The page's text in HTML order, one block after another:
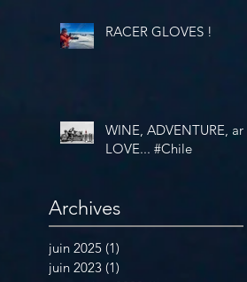
RACER GLOVES !
WINE, ADVENTURE, and
LOVE... #Chile
Archives
juin 2025 (1)
juin 2023 (1)